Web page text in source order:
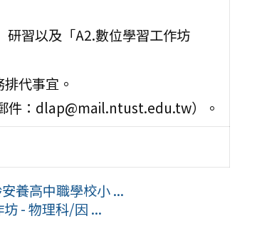
習以及「A2.數位學習工作坊
代事宜。
件：dlap@mail.ntust.edu.tw）。
養高中職學校小 ...
- 物理科/因 ...